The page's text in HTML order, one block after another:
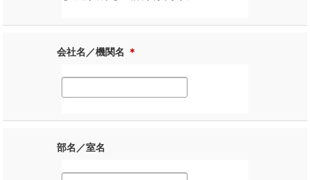
会社名／機関名 ＊
部名／室名